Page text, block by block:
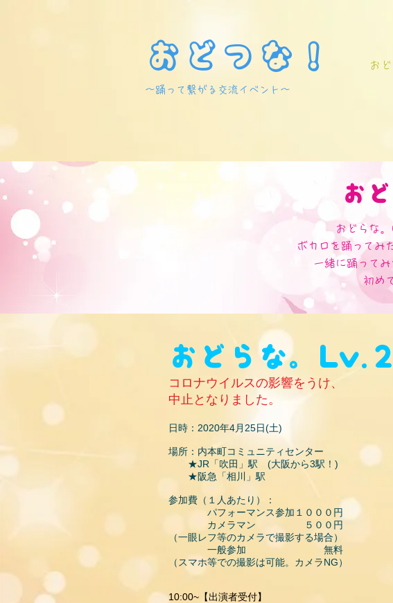
おどつな！
​～踊って繋がる交流イベント～
おど
お
おどらな
ボカロを踊ってみ
一緒に踊って
初め
おどらな。Lv.２
コロナウイルスの影響をうけ、
​中止となりました。
日時：2020年4月25日(土)
場所：内本町コミュニティセンター
★JR「吹田」駅 (大阪から3駅！)
★阪急「相川」駅
参加費（１人あたり）：
パフォーマンス参加１０００円
カメラマン ５００円
（一眼レフ等のカメラで撮影する場合）
一般参加 無料​
（スマホ等での撮影は可能。カメラNG）
10:00~【出演者受付】